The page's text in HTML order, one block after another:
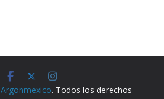
Argonmexico. Todos los derechos